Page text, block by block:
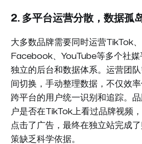
2. 多平台运营分散，数据孤
大多数品牌需要同时运营TikTok
Facebook、YouTube等多个社
独立的后台和数据体系。运营团
间切换，手动整理数据，不仅效
跨平台的用户统一识别和追踪。
户是否在TikTok上看过品牌视频
点击了广告，最终在独立站完成
策缺乏科学依据。